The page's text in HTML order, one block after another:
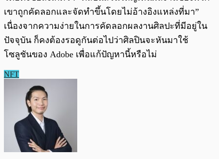
เขาถูกคัดลอกและจัดทำขึ้นโดยไม่อ้างอิงแหล่งที่มา”
เนื่องจากความง่ายในการคัดลอกผลงานศิลปะที่มีอยู่ใน
ปัจจุบัน ก็คงต้องรอดูกันต่อไปว่าศิลปินจะหันมาใช้
โซลูชันของ Adobe เพื่อแก้ปัญหานี้หรือไม่
NFT